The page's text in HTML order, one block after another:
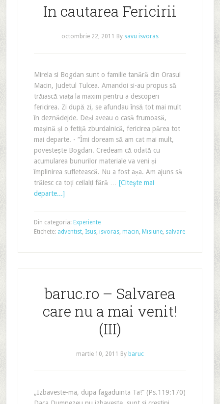
In cautarea Fericirii
octombrie 22, 2011 By savu isvoras
Mirela si Bogdan sunt o familie tanără din Orasul
Macin, Judetul Tulcea. Amandoi si-au propus să
trăiască viața la maxim pentru a descoperi
fericirea. Zi după zi, se afundau însă tot mai mult
în deznădejde. Deși aveau o casă frumoasă,
mașină și o fetiță zburdalnică, fericirea părea tot
mai departe. - “Îmi doream să am cat mai mult,
povestește Bogdan. Credeam că odată cu
acumularea bunurilor materiale va veni și
împlinirea sufletească. Nu a fost așa. Am ajuns să
trăiesc ca toți ceilalți fără … [Citeşte mai
departe...]
Din categoria: Experiente
Etichete: adventist, Isus, isvoras, macin, Misiune, salvare
baruc.ro – Salvarea
care nu a mai venit!
(III)
martie 10, 2011 By baruc
„Izbaveste-ma, dupa fagaduinta Ta!” (Ps.119:170)